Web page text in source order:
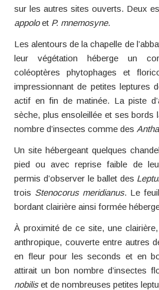
sur les autres sites ouverts. Deux
appoloet P. mnemosyne.
Les alentours de la chapelle de
leur végétation héberge un
coléoptères phytophages et
impressionnant de petites leptures
actif en fin de matinée. La piste
sèche, plus ensoleillée et ses bords
nombre d’insectes comme des
Un site hébergeant quelques
pied ou avec reprise faible de
permis d’observer le ballet des
trois Stenocorus meridianus. Le
bordant clairière ainsi formée
À proximité de ce site, une clairière,
anthropique, couverte entre autres
en fleur pour les seconds et en
attirait un bon nombre d’insectes
nobiliset de nombreuses petites